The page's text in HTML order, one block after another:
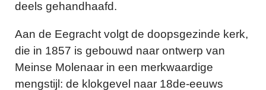
deels gehandhaafd.
Aan de Eegracht volgt de doopsgezinde kerk,
die in 1857 is gebouwd naar ontwerp van
Meinse Molenaar in een merkwaardige
mengstijl: de klokgevel naar 18de-eeuws